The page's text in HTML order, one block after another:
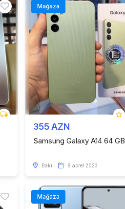
Mağaza
355 AZN
Samsung Galaxy A14 64 GB
Bakı 8 aprel 2023
Mağaza